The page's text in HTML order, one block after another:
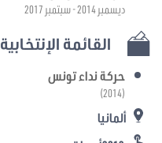
ديسمبر 2014 - سبتمبر 2017
القائمة الإنتخابية
حركة نداء تونس
(2014)
ألمانيا